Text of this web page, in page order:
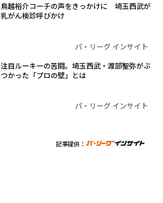
鳥越裕介コーチの声をきっかけに 埼玉西武が
乳がん検診呼びかけ
パ・リーグ インサイト
注目ルーキーの苦闘。埼玉西武・渡部聖弥がぶ
つかった「プロの壁」とは
パ・リーグ インサイト
記事提供：